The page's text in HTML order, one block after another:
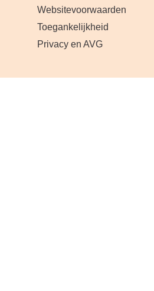
Websitevoorwaarden
Toegankelijkheid
Privacy en AVG